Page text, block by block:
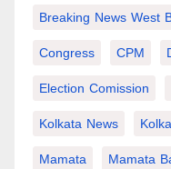
Breaking News West
Congress
CPM
Election Comission
Kolkata News
Mamata
Mamata